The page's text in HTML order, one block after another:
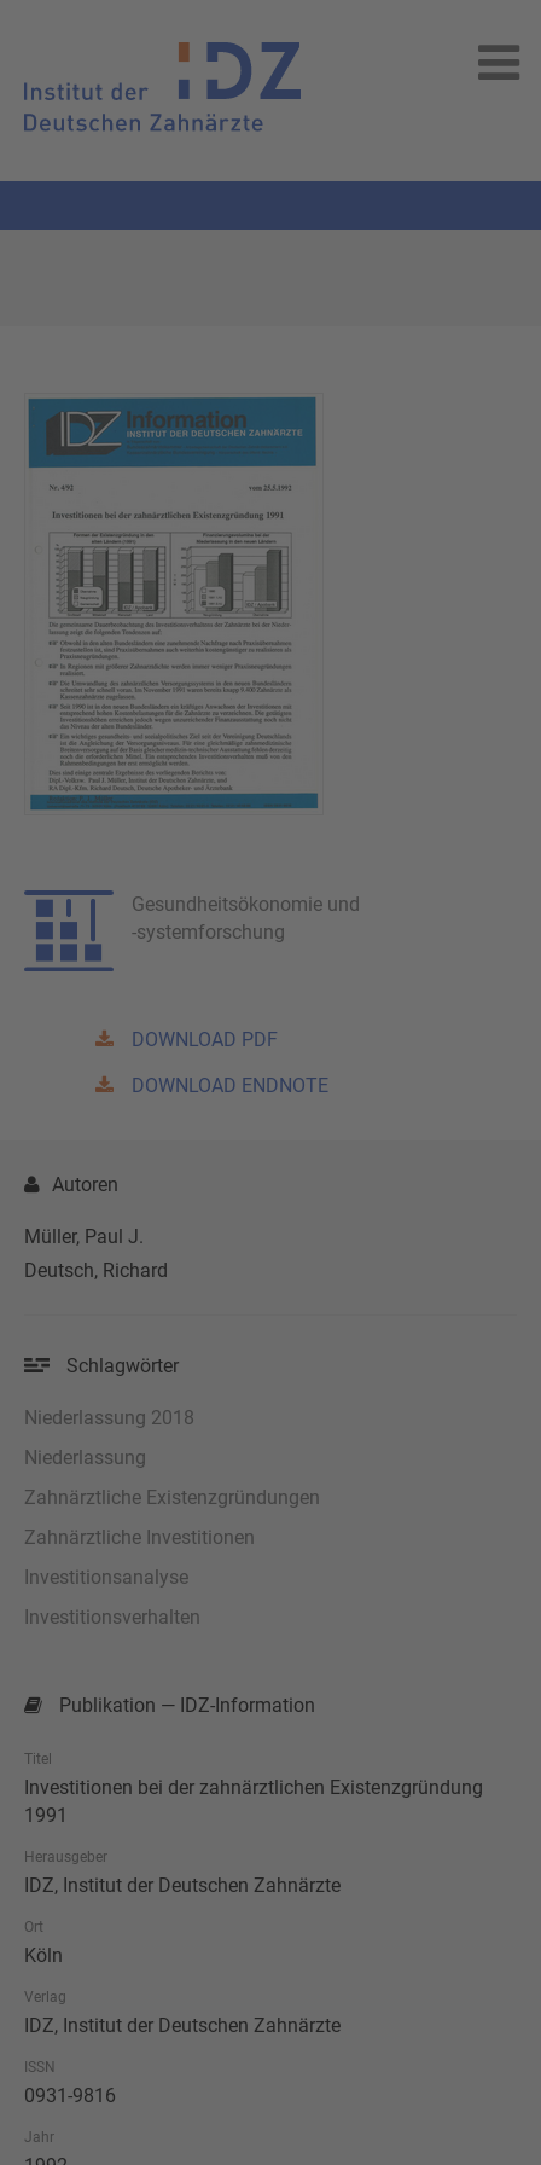
Gesundheitsökonomie und
-systemforschung
DOWNLOAD PDF
DOWNLOAD ENDNOTE
Autoren
Müller, Paul J.
Deutsch, Richard
Schlagwörter
Niederlassung 2018
Niederlassung
Zahnärztliche Existenzgründungen
Zahnärztliche Investitionen
Investitionsanalyse
Investitionsverhalten
Publikation — IDZ-Information
Titel
Investitionen bei der zahnärztlichen Existenzgründung
1991
Herausgeber
IDZ, Institut der Deutschen Zahnärzte
Ort
Köln
Verlag
IDZ, Institut der Deutschen Zahnärzte
ISSN
0931-9816
Jahr